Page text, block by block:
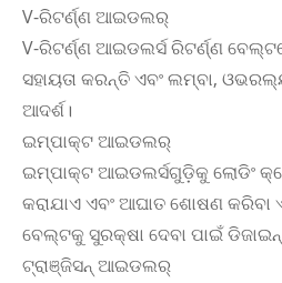
V-ରିଟର୍ଣ୍ଣ ଆଇଡଲର୍
V-ରିଟର୍ଣ୍ଣ ଆଇଡଲର୍ସ ରିଟର୍ଣ୍ଣ
ସହାୟତା କରନ୍ତି ଏବଂ ଲମ୍ବା,
ଆଦର୍ଶ।
ଇମ୍ପାକ୍ଟ ଆଇଡଲର୍
ଇମ୍ପାକ୍ଟ ଆଇଡଲର୍ସଗୁଡ଼ିକୁ ଲୋଡିଂ
କରାଯାଏ ଏବଂ ଆଘାତ ଶୋଷଣ
ବେଲ୍ଟକୁ ସୁରକ୍ଷା ଦେବା ପାଇଁ ଡିଜାଇନ୍
ଟ୍ରାଞ୍ଜିସନ୍ ଆଇଡଲର୍